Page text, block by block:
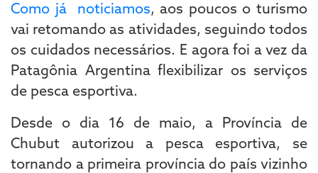
Como já noticiamos, aos poucos o turismo
vai retomando as atividades, seguindo todos
os cuidados necessários. E agora foi a vez da
Patagônia Argentina flexibilizar os serviços
de pesca esportiva.
Desde o dia 16 de maio, a Província de
Chubut autorizou a pesca esportiva, se
tornando a primeira província do país vizinho